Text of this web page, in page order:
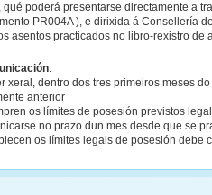
, qué poderá presentarse directamente a
PR004A ), e dirixida á Consellería
asentos practicados no libro-rexistro de
:
xeral, dentro dos tres primeiros meses
anterior
os límites de posesión previstos
no prazo dun mes desde que se
os límites legais de posesión